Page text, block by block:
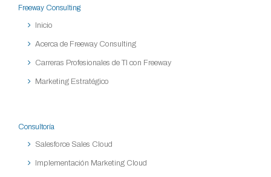
Freeway Consulting
Inicio
Acerca de Freeway Consulting
Carreras Profesionales de TI con Freeway
Marketing Estratégico
Consultoría
Salesforce Sales Cloud
Implementación Marketing Cloud